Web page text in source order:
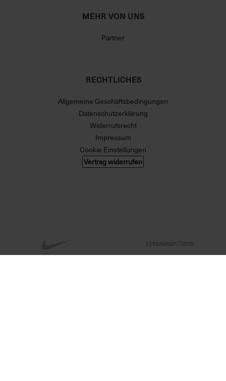
MEHR VON UNS
Partner
RECHTLICHES
Allgemeine Geschäftsbedingungen
Datenschutzerklärung
Widerrufsrecht
Impressum
Cookie Einstellungen
Vertrag widerrufen